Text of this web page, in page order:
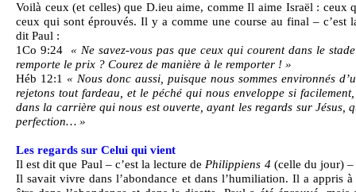
Voilà ceux (et celles) que D.ieu aime, comme Il aime Israël : ceux
ceux qui sont éprouvés. Il y a comme une course au final – c’est
dit Paul :
1Co 9:24 « Ne savez-vous pas que ceux qui courent dans le
remporte le prix ? Courez de manière à le remporter ! »
Héb 12:1 « Nous donc aussi, puisque nous sommes environnés
rejetons tout fardeau, et le péché qui nous enveloppe si
dans la carrière qui nous est ouverte, ayant les regards sur Jésus,
perfection… »
Les regards sur Celui qui vient
Il est dit que Paul – c’est la lecture de Philippiens 4 (celle du jour) –
Il savait vivre dans l’abondance et dans l’humiliation. Il a appris